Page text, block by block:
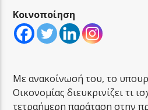
LA FAMIGLIA RADIO
LA FAMIGLIA ΝΗΣΙΩΤΙΚΑ
Κοινοποίηση
Με ανακοίνωσή του, το
Οικονομίας διευκρινίζει τι
τετραήμερη παράταση στην